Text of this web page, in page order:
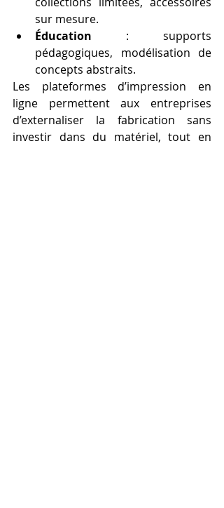
sur mesure.
Éducation : supports
pédagogiques, modélisation de
concepts abstraits.
Les plateformes d’impression en
ligne permettent aux entreprises
d’externaliser la fabrication sans
investir dans du matériel, tout en